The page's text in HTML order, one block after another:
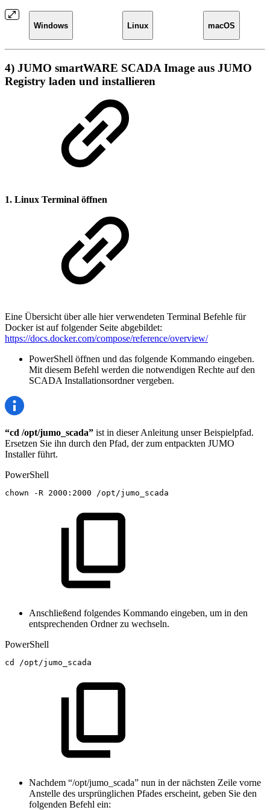
Windows Linux macOS
4) JUMO smartWARE SCADA Image aus JUMO
Registry laden und installieren
1. Linux Terminal öffnen
Eine Übersicht über alle hier verwendeten Terminal Befehle für
Docker ist auf folgender Seite abgebildet:
https://docs.docker.com/compose/reference/overview/
PowerShell öffnen und das folgende Kommando eingeben.
Mit diesem Befehl werden die notwendigen Rechte auf den
SCADA Installationsordner vergeben.
“cd /opt/jumo_scada” ist in dieser Anleitung unser Beispielpfad.
Ersetzen Sie ihn durch den Pfad, der zum entpackten JUMO
Installer führt.
PowerShell
chown -R 2000:2000 /opt/jumo_scada
Anschließend folgendes Kommando eingeben, um in den
entsprechenden Ordner zu wechseln.
PowerShell
cd /opt/jumo_scada
Nachdem “/opt/jumo_scada” nun in der nächsten Zeile vorne
Anstelle des ursprünglichen Pfades erscheint, geben Sie den
folgenden Befehl ein: